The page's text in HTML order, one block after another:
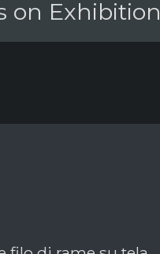
on Exhibition